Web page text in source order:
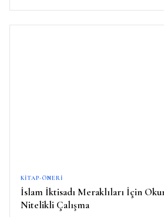
KITAP-ÖNERI
İslam İktisadı Meraklıları İçin
Nitelikli Çalışma